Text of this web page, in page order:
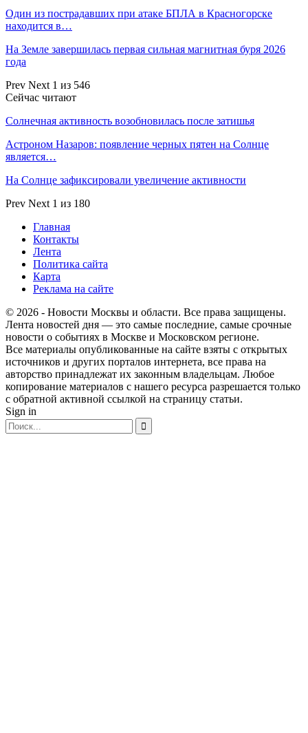
Один из пострадавших при атаке БПЛА в Красногорске
находится в…
На Земле завершилась первая сильная магнитная буря 2026
года
Prev Next 1 из 546
Сейчас читают
Солнечная активность возобновилась после затишья
Астроном Назаров: появление черных пятен на Солнце
является…
На Солнце зафиксировали увеличение активности
Prev Next 1 из 180
Главная
Контакты
Лента
Политика сайта
Карта
Реклама на сайте
© 2026 - Новости Москвы и области. Все права защищены.
Лента новостей дня — это самые последние, самые срочные
новости о событиях в Москве и Московском регионе.
Все материалы опубликованные на сайте взяты с открытых
источников и других порталов интернета, все права на
авторство принадлежат их законным владельцам. Любое
копирование материалов с нашего ресурса разрешается только
с обратной активной ссылкой на страницу статьи.
Sign in